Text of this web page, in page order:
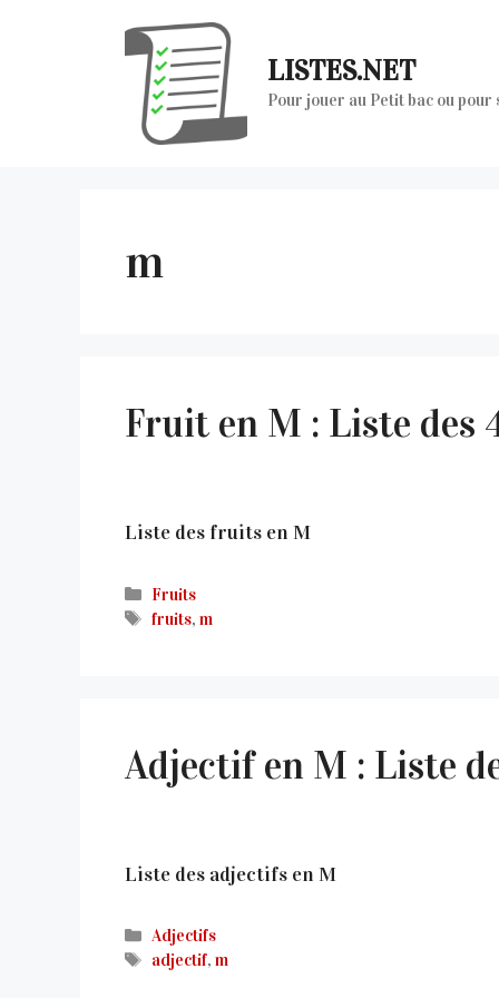
LISTES.NET
Pour jouer au Petit bac ou
m
Fruit en M : Liste
Liste des fruits en M
Catégories
Fruits
Étiquettes
fruits,m
Adjectif en M : Liste
Liste des adjectifs en M
Catégories
Adjectifs
Étiquettes
adjectif,m